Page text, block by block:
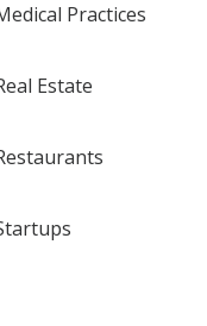
Practices
Estate